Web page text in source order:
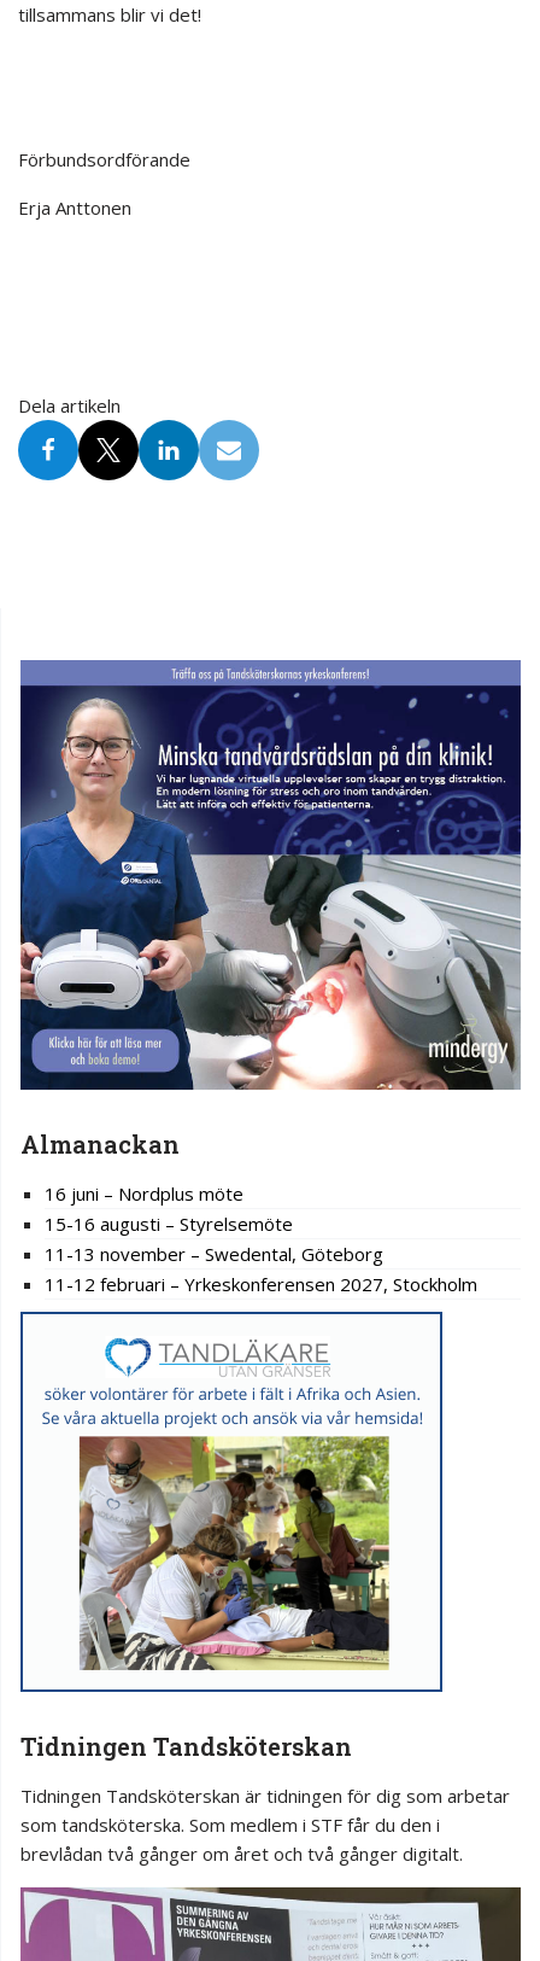
tillsammans blir vi det!
Förbundsordförande
Erja Anttonen
Dela artikeln
Almanackan
16 juni – Nordplus möte
15-16 augusti – Styrelsemöte
11-13 november – Swedental, Göteborg
11-12 februari – Yrkeskonferensen 2027, Stockholm
Tidningen Tandsköterskan
Tidningen Tandsköterskan är tidningen för dig som arbetar
som tandsköterska. Som medlem i STF får du den i
brevlådan två gånger om året och två gånger digitalt.